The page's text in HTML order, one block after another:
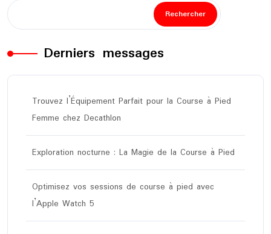
Rechercher
Derniers messages
Trouvez l’Équipement Parfait pour la Course à Pied
Femme chez Decathlon
Exploration nocturne : La Magie de la Course à Pied
Optimisez vos sessions de course à pied avec
l’Apple Watch 5